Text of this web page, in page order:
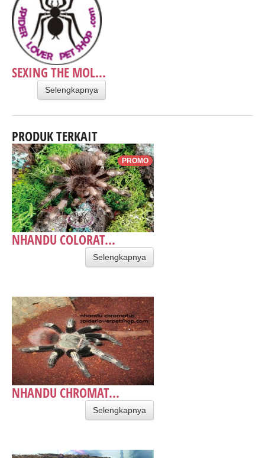
SEXING THE MOL...
Selengkapnya
PRODUK TERKAIT
PROMO
NHANDU COLORAT...
Selengkapnya
NHANDU CHROMAT...
Selengkapnya